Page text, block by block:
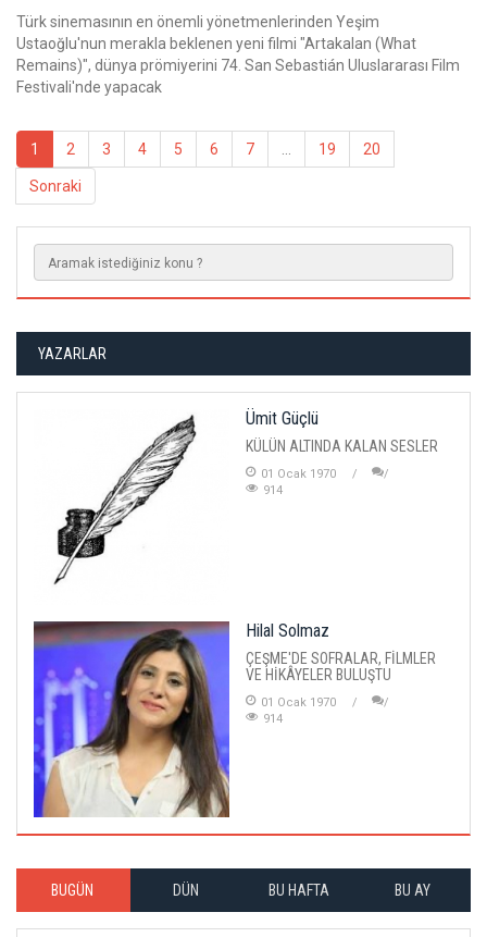
Türk sinemasının en önemli yönetmenlerinden Yeşim
Ustaoğlu'nun merakla beklenen yeni filmi "Artakalan (What
Remains)", dünya prömiyerini 74. San Sebastián Uluslararası Film
Festivali'nde yapacak
1 2 3 4 5 6 7 19 20
Sonraki
YAZARLAR
Ümit Güçlü
KÜLÜN ALTINDA KALAN SESLER
01 Ocak 1970
914
Hilal Solmaz
ÇEŞME'DE SOFRALAR, FİLMLER
VE HİKÂYELER BULUŞTU
01 Ocak 1970
914
BUGÜN DÜN BU HAFTA BU AY